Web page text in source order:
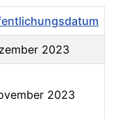
2023
2023